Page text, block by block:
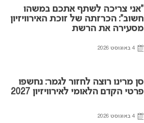
“אני צריכה לשתף אתכם במשהו
חשוב”: הכרזתה של זוכת האירוויזיון
מסעירה את הרשת
4 באוגוסט 2026
סן מרינו רוצה לחזור לגמר: נחשפו
פרטי הקדם הלאומי לאירוויזיון 2027
4 באוגוסט 2026